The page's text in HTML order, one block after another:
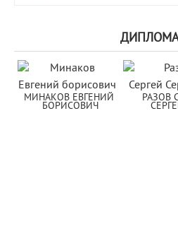
МИНАКОВ ЕВГЕНИЙ
БОРИСОВИЧ
РАЗОВ